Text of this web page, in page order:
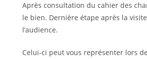
Après consultation du cahier des
le bien. Dernière étape après la
l’audience.
Celui-ci peut vous représenter lors